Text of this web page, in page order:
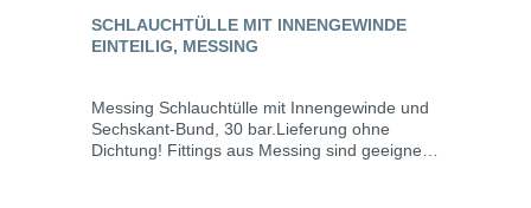
SCHLAUCHTÜLLE MIT INNENGEWINDE
EINTEILIG, MESSING
Messing Schlauchtülle mit Innengewinde und
Sechskant-Bund, 30 bar.Lieferung ohne
Dichtung! Fittings aus Messing sind geeignet